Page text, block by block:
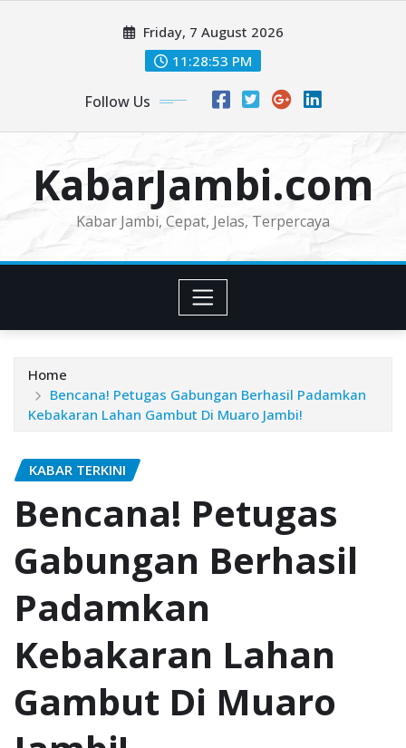
Friday, 7 August 2026
11:28:54 PM
Follow Us
KabarJambi.com
Kabar Jambi, Cepat, Jelas, Terpercaya
Home
Bencana! Petugas Gabungan Berhasil Padamkan
Kebakaran Lahan Gambut Di Muaro Jambi!
KABAR TERKINI
Bencana! Petugas
Gabungan Berhasil
Padamkan
Kebakaran Lahan
Gambut Di Muaro